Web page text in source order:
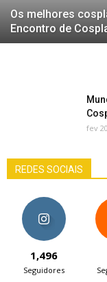
Os melhores
Encontro de
fev
REDES SOCIAIS
1,496
Seguidores